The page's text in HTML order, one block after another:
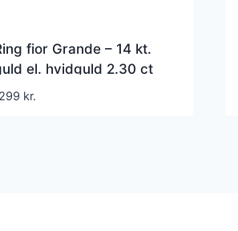
fior Grande – 14 kt.
el. hvidguld 2.30 ct
TW G-H VS lab-grown
kr.